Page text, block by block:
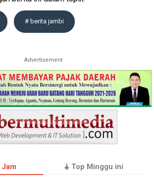
# berita jambi
Advertisement
Top Minggu ini